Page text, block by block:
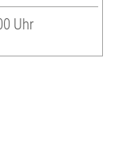
Uhr